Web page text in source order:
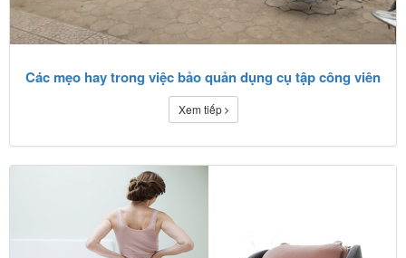
Các mẹo hay trong việc bảo quản dụng cụ tập công viên
Xem tiếp